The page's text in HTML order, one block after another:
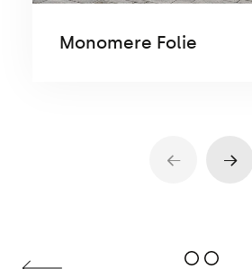
Monomere Folie